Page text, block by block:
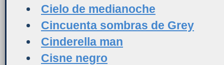
Cielo de medianoche
Cincuenta sombras de Grey
Cinderella man
Cisne negro